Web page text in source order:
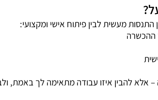
מעשית לבין פיתוח אישי ומקצועי:
ההכשרה
אלא להבין איזו עבודה מתאימה לך באמת,